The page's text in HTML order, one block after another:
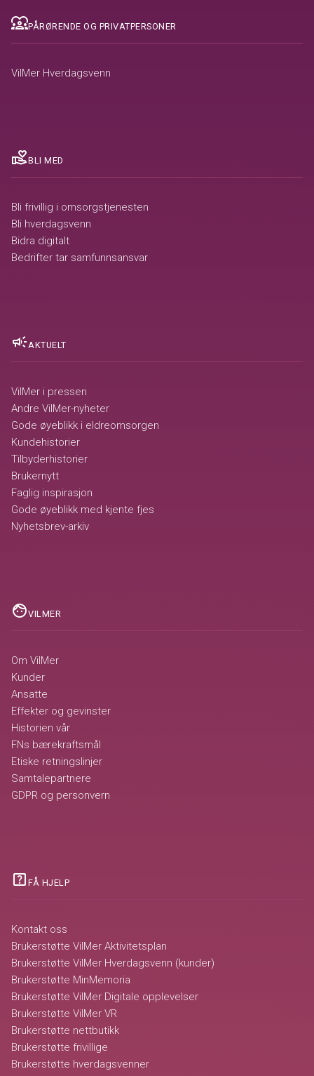
diversity_1PÅRØRENDE OG PRIVATPERSONER
VilMer Hverdagsvenn
volunteer_activismBLI MED
Bli frivillig i omsorgstjenesten
Bli hverdagsvenn
Bidra digitalt
Bedrifter tar samfunnsansvar
campaignAKTUELT
VilMer i pressen
Andre VilMer-nyheter
Gode øyeblikk i eldreomsorgen
Kundehistorier
Tilbyderhistorier
Brukernytt
Faglig inspirasjon
Gode øyeblikk med kjente fjes
Nyhetsbrev-arkiv
faceVILMER
Om VilMer
Kunder
Ansatte
Effekter og gevinster
Historien vår
FNs bærekraftsmål
Etiske retningslinjer
Samtalepartnere
GDPR og personvern
help_center FÅ HJELP
Kontakt oss
Brukerstøtte VilMer Aktivitetsplan
Brukerstøtte VilMer Hverdagsvenn (kunder)
Brukerstøtte MinMemoria
Brukerstøtte VilMer Digitale opplevelser
Brukerstøtte VilMer VR
Brukerstøtte nettbutikk
Brukerstøtte frivillige
Brukerstøtte hverdagsvenner